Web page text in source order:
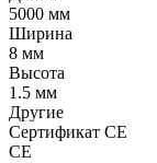
5000 мм
Ширина
8 мм
Высота
1.5 мм
Другие
Сертификат CE
CE